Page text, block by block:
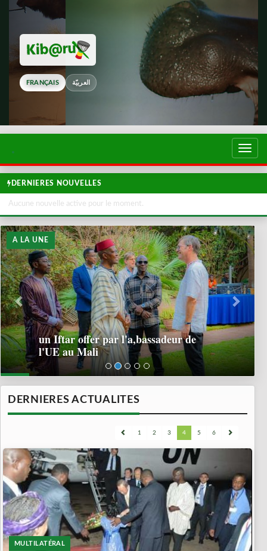
FRANÇAIS العربيّة
DERNIERES NOUVELLES
Aucune nouvelle active pour le moment.
A LA UNE
un Iftar offer par l'a,bassadeur de
l'UE au Mali
DERNIERES ACTUALITES
1 2 3 4 5 6
MULTILATÉRAL